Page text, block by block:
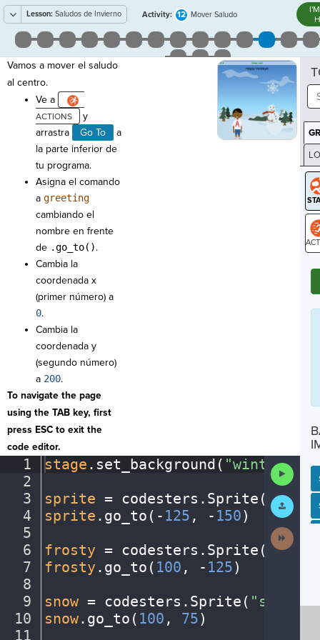
Lesson: Saludos de Invierno Activity: 12 Mover Saludo
Vamos a mover el saludo
al centro.
Ve a
y
arrastra
Go To
a
la parte inferior de
tu programa.
Asigna el comando
a greeting
cambiando el
nombre en frente
de .go_to().
Cambia la
coordenada x
(primer número) a
0.
Cambia la
coordenada y
(segundo número)
a 200.
To navigate the page
using the TAB key, first
press ESC to exit the
code editor.
1
2
3
4
5
6
7
8
9
10
11
stage . set_background( "winter"
sprite = codesters . Sprite(
sprite . go_to( - 125 , - 150)
frosty = codesters . Sprite(
frosty . go_to( 100 , - 125)
snow = codesters . Sprite(
snow. go_to( 100 , 75)
Code
Work
Activity